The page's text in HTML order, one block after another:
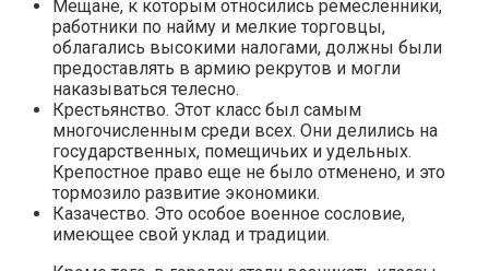
Мещане, к которым относились ремесленники,
работники по найму и мелкие торговцы,
облагались высокими налогами, должны были
предоставлять в армию рекрутов и могли
наказываться телесно.
Крестьянство. Этот класс был самым
многочисленным среди всех. Они делились на
государственных, помещичьих и удельных.
Крепостное право еще не было отменено, и это
тормозило развитие экономики.
Казачество. Это особое военное сословие,
имеющее свой уклад и традиции.